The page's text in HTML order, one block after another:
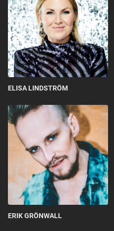
ELISA LINDSTRÖM
ERIK GRÖNWALL